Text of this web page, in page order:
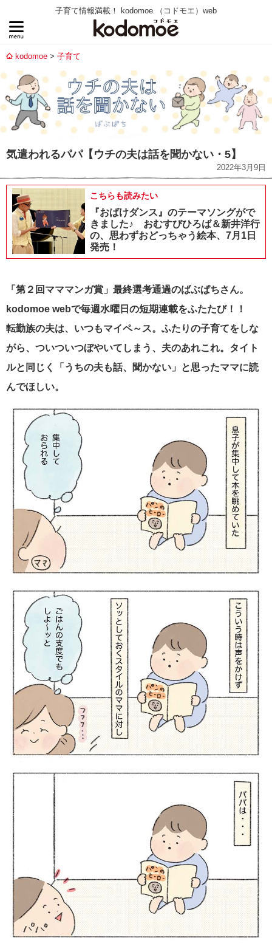
子育て情報満載！ kodomoe （コドモエ）web
kodomoe 子育て
気遣われるパパ【ウチの夫は話を聞かない・5】
2022年3月9日
こちらも読みたい
『おばけダンス』のテーマソングがで
きました♪ おむすびひろば＆新井洋行
の、思わずおどっちゃう絵本、7月1日
発売！
「第２回マママンガ賞」最終選考通過のばぶぱちさん。
kodomoe webで毎週水曜日の短期連載をふたたび！！
転勤族の夫は、いつもマイペ～ス。ふたりの子育てをしな
がら、ついついつぼやいてしまう、夫のあれこれ。タイト
ルと同じく「うちの夫も話、聞かない」と思ったママに読
んでほしい。